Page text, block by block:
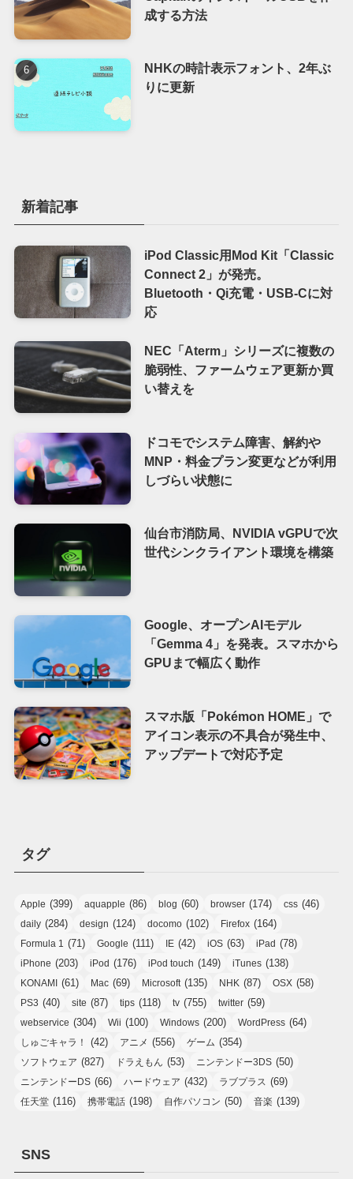
成する方法
NHKの時計表示フォント、2年ぶ
りに更新
新着記事
iPod Classic用Mod Kit「Classic
Connect 2」が発売。
Bluetooth・Qi充電・USB-Cに対
応
NEC「Aterm」シリーズに複数の
脆弱性、ファームウェア更新か買
い替えを
ドコモでシステム障害、解約や
MNP・料金プラン変更などが利用
しづらい状態に
仙台市消防局、NVIDIA vGPUで次
世代シンクライアント環境を構築
Google、オープンAIモデル
「Gemma 4」を発表。スマホから
GPUまで幅広く動作
スマホ版「Pokémon HOME」で
アイコン表示の不具合が発生中、
アップデートで対応予定
タグ
Apple (399) aquapple (86) blog (60) browser (174) css (46)
daily (284) design (124) docomo (102) Firefox (164)
Formula 1 (71) Google (111) IE (42) iOS (63) iPad (78)
iPhone (203) iPod (176) iPod touch (149) iTunes (138)
KONAMI (61) Mac (69) Microsoft(135) NHK (87) OSX (58)
PS3 (40) site (87) tips (118) tv (755) twitter (59)
webservice (304) Wii (100) Windows (200) WordPress (64)
しゅごキャラ！ (42) アニメ (556) ゲーム (354)
ソフトウェア (827) ドラえもん (53) ニンテンドー3DS (50)
ニンテンドーDS (66) ハードウェア (432) ラブプラス (69)
任天堂 (116) 携帯電話 (198) 自作パソコン (50) 音楽 (139)
SNS